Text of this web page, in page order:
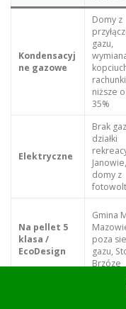
Kondensacyj
ne gazowe
Domy z
gazu,
rachunki
niższe
35%
Elektryczne
Brak
działki
Janowie,
domy z
Na pellet 5
klasa /
EcoDesign
Gmina
poza
gazu,
Brzóze